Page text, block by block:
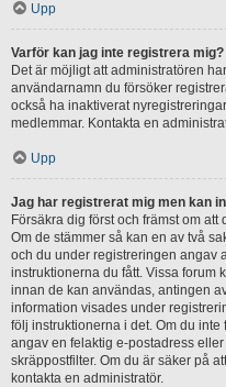
Upp
Varför kan jag inte registrera mig?
Det är möjligt att administratören
användarnamn du försöker
också ha inaktiverat
medlemmar. Kontakta en
Upp
Jag har registrerat mig men kan
Försäkra dig först och främst om
Om de stämmer så kan en av två
och du under registreringen angav
instruktionerna du fått. Vissa forum
innan de kan användas, antingen
information visades under
följ instruktionerna i det. Om du
angav en felaktig e-postadress
skräppostfilter. Om du är säker på
kontakta en administratör.